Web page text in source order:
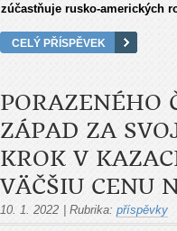
zúčastňuje rusko-amerických
CELÝ PŘÍSPĚVEK
PORAZENÉHO
ZÁPAD ZA
KROK V
VÄČŠIU CENU
10. 1. 2022 Rubrika: příspěvky